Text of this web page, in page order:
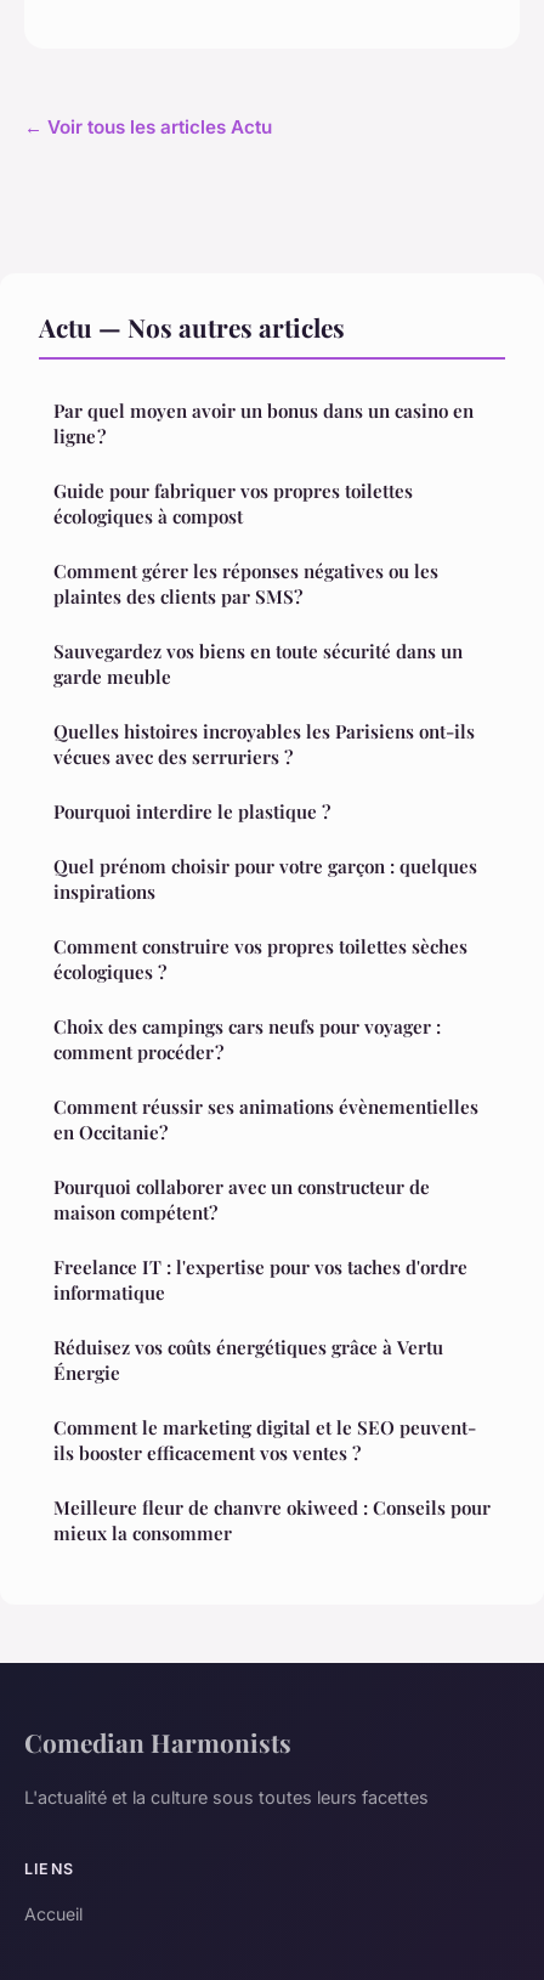
← Voir tous les articles Actu
Actu — Nos autres articles
Par quel moyen avoir un bonus dans un casino en
ligne ?
Guide pour fabriquer vos propres toilettes
écologiques à compost
Comment gérer les réponses négatives ou les
plaintes des clients par SMS?
Sauvegardez vos biens en toute sécurité dans un
garde meuble
Quelles histoires incroyables les Parisiens ont-ils
vécues avec des serruriers ?
Pourquoi interdire le plastique ?
Quel prénom choisir pour votre garçon : quelques
inspirations
Comment construire vos propres toilettes sèches
écologiques ?
Choix des campings cars neufs pour voyager :
comment procéder ?
Comment réussir ses animations évènementielles
en Occitanie?
Pourquoi collaborer avec un constructeur de
maison compétent?
Freelance IT : l'expertise pour vos taches d'ordre
informatique
Réduisez vos coûts énergétiques grâce à Vertu
Énergie
Comment le marketing digital et le SEO peuvent-
ils booster efficacement vos ventes ?
Meilleure fleur de chanvre okiweed : Conseils pour
mieux la consommer
Comedian Harmonists
L'actualité et la culture sous toutes leurs facettes
LIENS
Accueil